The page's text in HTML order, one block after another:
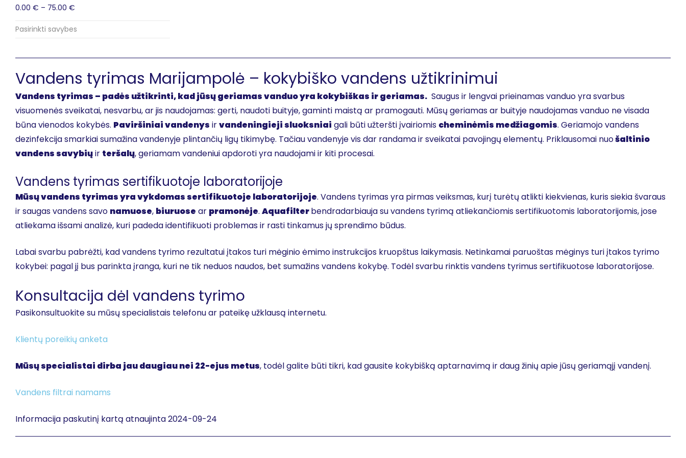
0.00 € – 75.00 €
Pasirinkti savybes
Vandens tyrimas Marijampolė – kokybiško vandens užtikrinimui
Vandens tyrimas – padės užtikrinti, kad jūsų geriamas vanduo yra kokybiškas ir geriamas. Saugus ir lengvai prieinamas vanduo yra svarbus
visuomenės sveikatai, nesvarbu, ar jis naudojamas: gerti, naudoti buityje, gaminti maistą ar pramogauti. Mūsų geriamas ar buityje naudojamas vanduo ne visada
būna vienodos kokybės. Paviršiniai vandenys irvandeningieji sluoksniai gali būti užteršti įvairiomis cheminėmis medžiagomis. Geriamojo vandens
dezinfekcija smarkiai sumažina vandenyje plintančių ligų tikimybę. Tačiau vandenyje vis dar randama ir sveikatai pavojingų elementų. Priklausomai nuošaltinio
vandens savybiųir teršalų, geriamam vandeniui apdoroti yra naudojami ir kiti procesai.
Vandens tyrimas sertifikuotoje laboratorijoje
Mūsų vandens tyrimas yra vykdomas sertifikuotoje laboratorijoje. Vandens tyrimas yra pirmas veiksmas, kurį turėtų atlikti kiekvienas, kuris siekia švaraus
ir saugas vandens savo namuose, biuruose ar pramonėje. Aquafilterbendradarbiauja su vandens tyrimą atliekančiomis sertifikuotomis laboratorijomis, jose
atliekama išsami analizė, kuri padeda identifikuoti problemas ir rasti tinkamus jų sprendimo būdus.
Labai svarbu pabrėžti, kad vandens tyrimo rezultatui įtakos turi mėginio ėmimo instrukcijos kruopštus laikymasis. Netinkamai paruoštas mėginys turi įtakos tyrimo
kokybei: pagal jį bus parinkta įranga, kuri ne tik neduos naudos, bet sumažins vandens kokybę. Todėl svarbu rinktis vandens tyrimus sertifikuotose laboratorijose.
Konsultacija dėl vandens tyrimo
Pasikonsultuokite su mūsų specialistais telefonu ar pateikę užklausą internetu.
Klientų poreikių anketa
Mūsų specialistai dirba jau daugiau nei 22-ejus metus, todėl galite būti tikri, kad gausite kokybišką aptarnavimą ir daug žinių apie jūsų geriamąjį vandenį.
Vandens filtrai namams
Informacija paskutinį kartą atnaujinta 2024-09-24